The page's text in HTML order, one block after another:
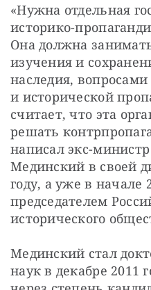
«Нужна отдельная
историко-
Она должна
изучения и
наследия,
и исторической
считает, что эта
решать
написал экс-
Мединский в своей
году, а уже в начале
председателем
исторического
Мединский стал
наук в декабре 2011